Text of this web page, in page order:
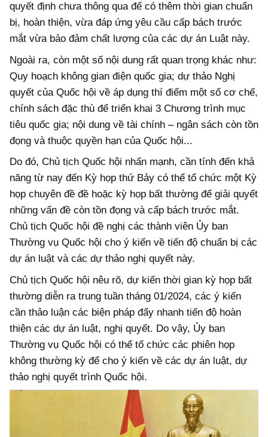
quyết định chưa thông qua để có thêm thời gian chuẩn
bị, hoàn thiện, vừa đáp ứng yêu cầu cấp bách trước
mắt vừa bảo đảm chất lượng của các dự án Luật này.
Ngoài ra, còn một số nội dung rất quan trọng khác như:
Quy hoạch không gian điện quốc gia; dự thảo Nghị
quyết của Quốc hội về áp dụng thí điểm một số cơ chế,
chính sách đặc thù để triển khai 3 Chương trình mục
tiêu quốc gia; nội dung về tài chính – ngân sách còn tồn
đọng và thuộc quyền hạn của Quốc hội...
Do đó, Chủ tịch Quốc hội nhấn mạnh, cần tính đến khả
năng từ nay đến Kỳ họp thứ Bảy có thể tổ chức một Kỳ
họp chuyên đề đề hoặc kỳ họp bất thường để giải quyết
những vấn đề còn tồn đọng và cấp bách trước mắt.
Chủ tịch Quốc hội đề nghị các thành viên Ủy ban
Thường vụ Quốc hội cho ý kiến về tiến độ chuẩn bị các
dự án luật và các dự thảo nghị quyết này.
Chủ tịch Quốc hội nêu rõ, dự kiến thời gian kỳ họp bất
thường diễn ra trung tuần tháng 01/2024, các ý kiến
cần thảo luận các biện pháp đẩy nhanh tiến độ hoàn
thiện các dự án luật, nghị quyết. Do vậy, Ủy ban
Thường vụ Quốc hội có thể tổ chức các phiên họp
không thường kỳ để cho ý kiến về các dự án luật, dự
thảo nghị quyết trình Quốc hội.